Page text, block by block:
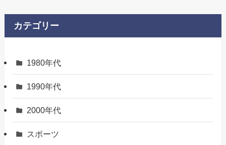
カテゴリー
1980年代
1990年代
2000年代
スポーツ